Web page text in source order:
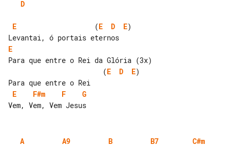
D
E
                   (
E D E)
E
                       (
E D E)
E
F#m F
G
A A9 B B7 C#m